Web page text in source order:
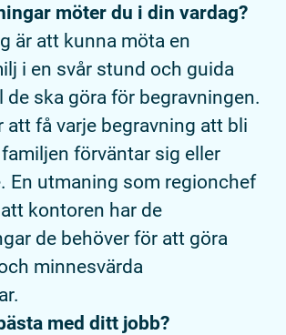
möter du i din vardag?
är att kunna möta en
i en svår stund och guida
de ska göra för begravningen.
att få varje begravning att bli
förväntar sig eller
En utmaning som regionchef
kontoren har de
de behöver för att göra
minnesvärda
med ditt jobb?